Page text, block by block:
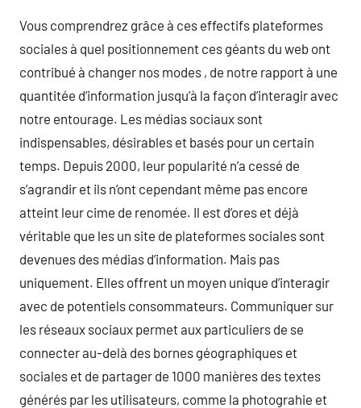
Vous comprendrez grâce à ces effectifs plateformes
sociales à quel positionnement ces géants du web ont
contribué à changer nos modes , de notre rapport à une
quantitée d’information jusqu’à la façon d’interagir avec
notre entourage. Les médias sociaux sont
indispensables, désirables et basés pour un certain
temps. Depuis 2000, leur popularité n’a cessé de
s’agrandir et ils n’ont cependant même pas encore
atteint leur cime de renomée. Il est d’ores et déjà
véritable que les un site de plateformes sociales sont
devenues des médias d’information. Mais pas
uniquement. Elles offrent un moyen unique d’interagir
avec de potentiels consommateurs. Communiquer sur
les réseaux sociaux permet aux particuliers de se
connecter au-delà des bornes géographiques et
sociales et de partager de 1000 manières des textes
générés par les utilisateurs, comme la photograhie et